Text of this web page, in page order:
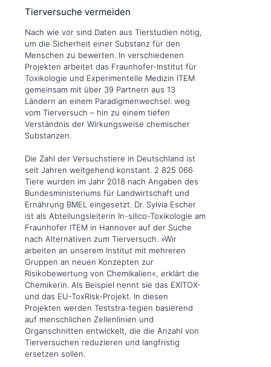
Tierversuche vermeiden
Nach wie vor sind Daten aus Tierstudien nötig,
um die Sicherheit einer Substanz für den
Menschen zu bewerten. In verschiedenen
Projekten arbeitet das Fraunhofer-Institut für
Toxikologie und Experimentelle Medizin ITEM
gemeinsam mit über 39 Partnern aus 13
Ländern an einem Paradigmenwechsel: weg
vom Tierversuch – hin zu einem tiefen
Verständnis der Wirkungsweise chemischer
Substanzen.
Die Zahl der Versuchstiere in Deutschland ist
seit Jahren weitgehend konstant. 2 825 066
Tiere wurden im Jahr 2018 nach Angaben des
Bundesministeriums für Landwirtschaft und
Ernährung BMEL eingesetzt. Dr. Sylvia Escher
ist als Abteilungsleiterin In-silico-Toxikologie am
Fraunhofer ITEM in Hannover auf der Suche
nach Alternativen zum Tierversuch. »Wir
arbeiten an unserem Institut mit mehreren
Gruppen an neuen Konzepten zur
Risikobewertung von Chemikalien«, erklärt die
Chemikerin. Als Beispiel nennt sie das EXITOX-
und das EU-ToxRisk-Projekt. In diesen
Projekten werden Teststra-tegien basierend
auf menschlichen Zellenlinien und
Organschnitten entwickelt, die die Anzahl von
Tierversuchen reduzieren und langfristig
ersetzen sollen.